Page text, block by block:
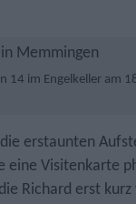
14 im Engelkeller am
erstaunten
eine Visitenkarte
Richard erst